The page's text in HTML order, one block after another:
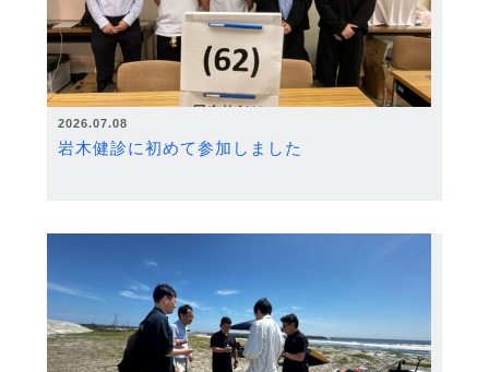
2026.07.08
岩木健診に初めて参加しました